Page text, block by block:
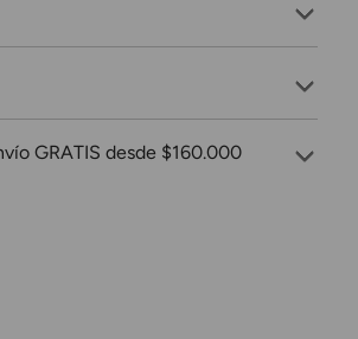
GRATIS desde $160.000